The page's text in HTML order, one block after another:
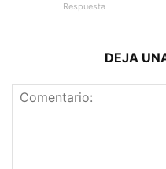
Respuesta
DEJA